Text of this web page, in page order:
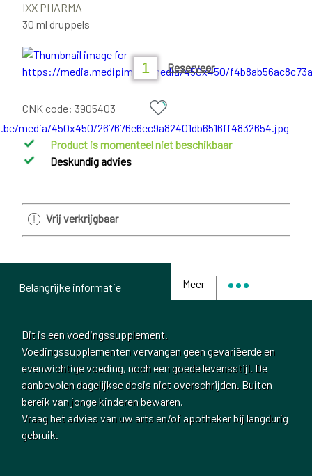
IXX PHARMA
30 ml druppels
Reserveer
CNK code: 3905403
Product is momenteel niet beschikbaar
Deskundig advies
Vrij verkrijgbaar
Meer
Belangrijke informatie
Dit is een voedingssupplement.
Voedingssupplementen vervangen geen gevariëerde en
evenwichtige voeding, noch een goede levensstijl. De
aanbevolen dagelijkse dosis niet overschrijden. Buiten
bereik van jonge kinderen bewaren.
Vraag het advies van uw arts en/of apotheker bij langdurig
gebruik.